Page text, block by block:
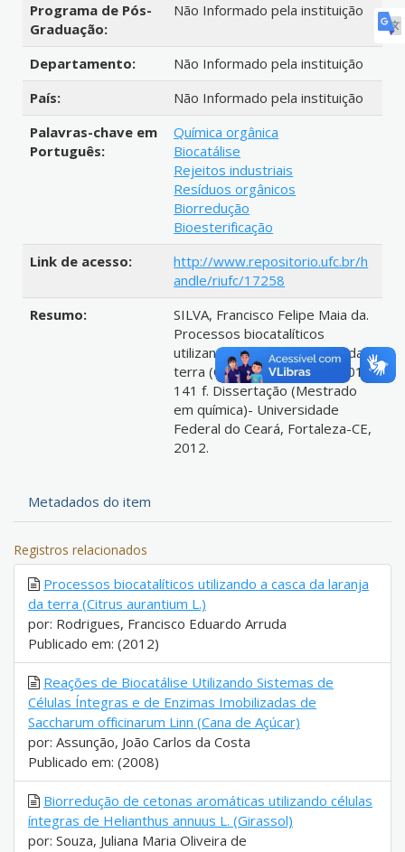
Programa de Pós-
Graduação:
Não Informado pela instituição
Departamento:
Não Informado pela instituição
País:
Não Informado pela instituição
Palavras-chave em
Português:
Química orgânica
Biocatálise
Rejeitos industriais
Resíduos orgânicos
Biorredução
Bioesterificação
Link de acesso:
http://www.repositorio.ufc.br/h
andle/riufc/17258
Resumo:
SILVA, Francisco Felipe Maia da.
Processos biocatalíticos
utilizando a casca da laranja da
terra (Citrus aurantium L.). 2012.
141 f. Dissertação (Mestrado
em química)- Universidade
Federal do Ceará, Fortaleza-CE,
2012.
Metadados do item
Registros relacionados
Processos biocatalíticos utilizando a casca da laranja
da terra (Citrus aurantium L.)
por: Rodrigues, Francisco Eduardo Arruda
Publicado em: (2012)
Reações de Biocatálise Utilizando Sistemas de
Células Íntegras e de Enzimas Imobilizadas de
Saccharum officinarum Linn (Cana de Açúcar)
por: Assunção, João Carlos da Costa
Publicado em: (2008)
Biorredução de cetonas aromáticas utilizando células
íntegras de Helianthus annuus L. (Girassol)
por: Souza, Juliana Maria Oliveira de